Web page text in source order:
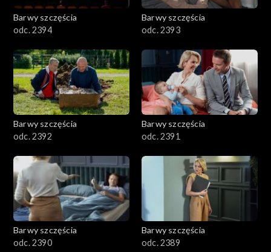
2001–2100
1801–1900
1701–1800
1601–1700
1501–1600
1401–1500
1301–1400
Barwy szczęścia
odc. 2394
Barwy szczęścia
odc. 2393
Barwy szczęścia
odc. 2392
Barwy szczęścia
odc. 2391
Barwy szczęścia
odc. 2390
Barwy szczęścia
odc. 2389